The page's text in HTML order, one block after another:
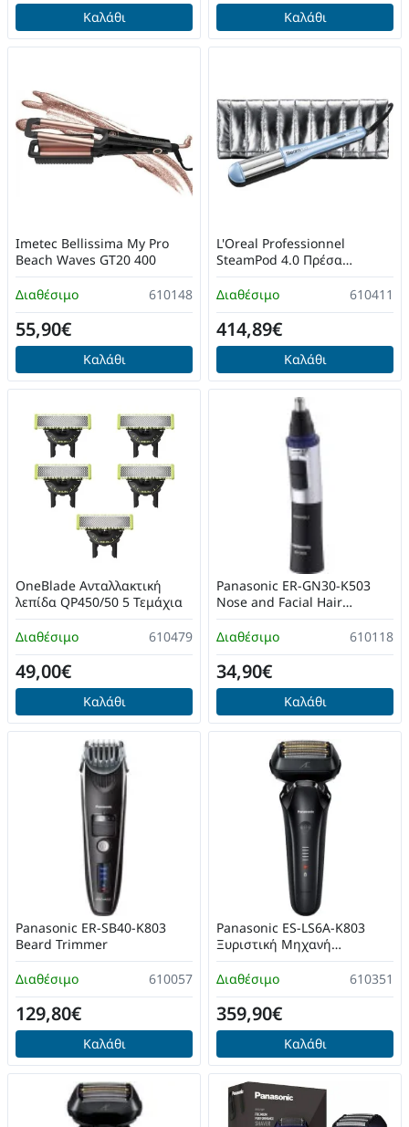
Καλάθι Καλάθι
Διαθέσιμο 610148
Imetec Bellissima My Pro
Beach Waves GT20 400
55,90€
Καλάθι
Διαθέσιμο 610411
L'Oreal Professionnel
SteamPod 4.0 Πρέσα
Μαλλιών με Ατμό και
Κεραμικές Πλάκες Limited
Edition
414,89€
Καλάθι
Διαθέσιμο 610479
OneBlade Aνταλλακτική
λεπίδα QP450/50 5 Τεμάχια
49,00€
Καλάθι
Διαθέσιμο 610118
Panasonic ER-GN30-K503
Nose and Facial Hair
Trimmer
34,90€
Καλάθι
Διαθέσιμο 610057
Panasonic ER-SB40-K803
Beard Trimmer
129,80€
Καλάθι
Διαθέσιμο 610351
Panasonic ES-LS6A-K803
Ξυριστική Μηχανή
Προσώπου
Επαναφορτιζόμενη
359,90€
Καλάθι